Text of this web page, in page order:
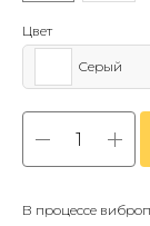
Цвет
Серый
В процессе